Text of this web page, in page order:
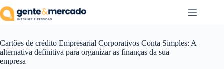
para
o
Cartões de crédito Empresarial Corporativos Conta Simples: A
alternativa definitiva para organizar as finanças da sua
empresa